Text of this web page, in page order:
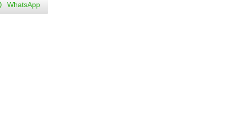
WhatsApp